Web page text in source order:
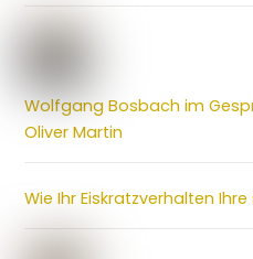
Wolfgang Bosbach im
Oliver Martin
Wie Ihr Eiskratzverhalten